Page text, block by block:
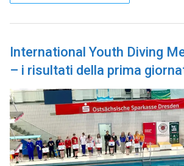
International Youth Diving
– i risultati della prima